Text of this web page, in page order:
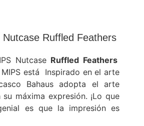
Nutcase Ruffled Feathers
Nutcase Ruffled Feathers
está Inspirado en el arte
Bahaus adopta el arte
máxima expresión. ¡Lo que
es que la impresión es